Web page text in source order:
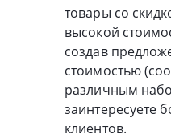
товары со
высокой
создав
стоимостью
различным
заинтересуете
клиентов.